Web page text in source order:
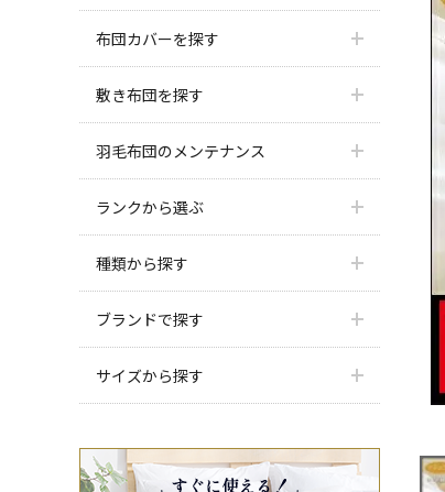
布団カバーを探す
敷き布団を探す
羽毛布団のメンテナンス
ランクから選ぶ
種類から探す
ブランドで探す
サイズから探す